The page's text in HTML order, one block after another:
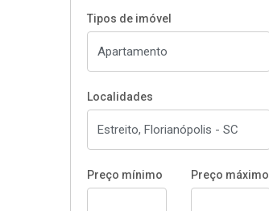
Tipos de imóvel
Localidades
Preço mínimo Preço máximo